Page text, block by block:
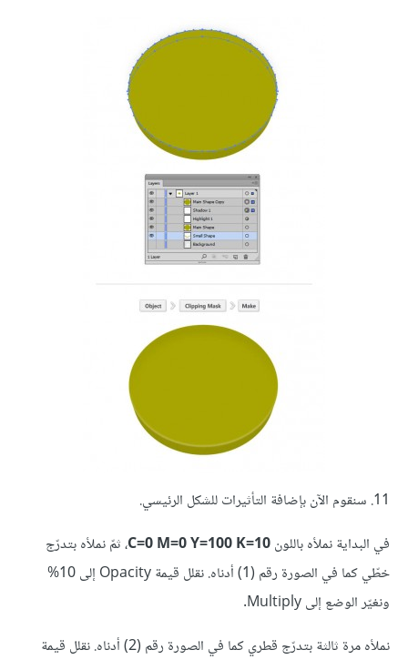
11. سنقوم الآن بإضافة التأثيرات للشكل الرئيسي.
في البداية نملأه باللونC=0 M=0 Y=100 K=10، ثمّ نملأه بتدرّج
خطّي كما في الصورة رقم (1) أدناه. نقلل قيمة Opacity إلى 10%
ونغيّر الوضع إلى Multiply.
نملأه مرة ثالثة بتدرّج قطري كما في الصورة رقم (2) أدناه. نقلل قيمة